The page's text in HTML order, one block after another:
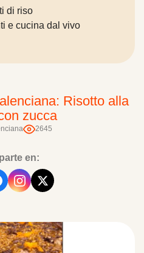
Risotto alla
zucca
2645
en:
di riso
e cucina dal vivo